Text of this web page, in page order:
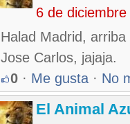
6 de
Halad Madrid,
Jose Carlos, jajaja.
0 · Me gusta · No
El Animal